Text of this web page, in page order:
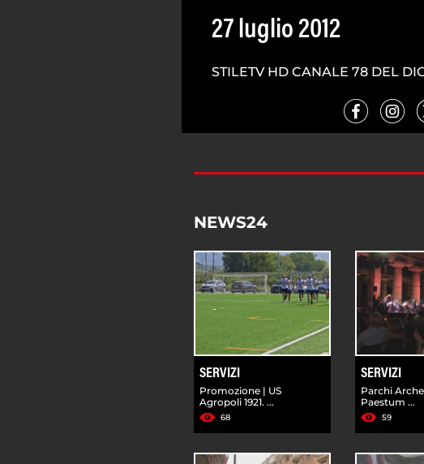
27 luglio 2012
STILETV HD CANALE 78 DEL
NEWS24
SERVIZI
Promozione | US
Agropoli 1921. ...
68
SERVIZI
Parchi
Paestum ...
59